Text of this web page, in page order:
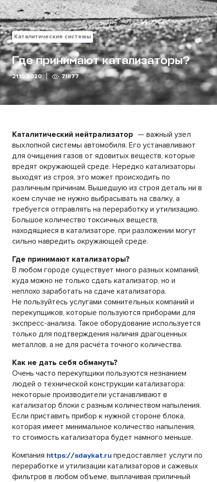
Каталитические системы
Где принимают катализаторы?
21.10.2020 71877
Каталитический нейтрализатор — важный узел
выхлопной системы автомобиля. Его устанавливают
для очищения газов от ядовитых веществ, которые
вредят окружающей среде. Нередко катализаторы
выходят из строя, это может происходить по
различным причинам. Вышедшую из строя деталь ни в
коем случае не нужно выбрасывать на свалку, а
требуется отправлять на переработку и утилизацию.
Большое количество токсичных веществ,
находящиеся в катализаторе, при разложении могут
сильно навредить окружающей среде.
Где принимают катализаторы?
В любом городе существует много разных компаний,
куда можно не только сдать катализатор, но и
неплохо заработать на сдаче катализатора.
Не пользуйтесь услугами сомнительных компаний и
перекупщиков, которые пользуются приборами для
экспресс-анализа. Такое оборудование используется
только для подтверждения наличия драгоценных
металлов, а не для расчёта точного количества.
Как не дать себя обмануть?
Очень часто перекупщики пользуются незнанием
людей о технической конструкции катализатора:
некоторые производители устанавливают в
катализатор блоки с разным количеством напыления.
Если приставить прибор к нужной стороне блока,
которая имеет минимальное количество напыления,
то стоимость катализатора будет намного меньше.
Компания https://sdaykat.ru предоставляет услуги по
переработке и утилизации катализаторов и сажевых
фильтров в любом объеме, выплачивая приличный